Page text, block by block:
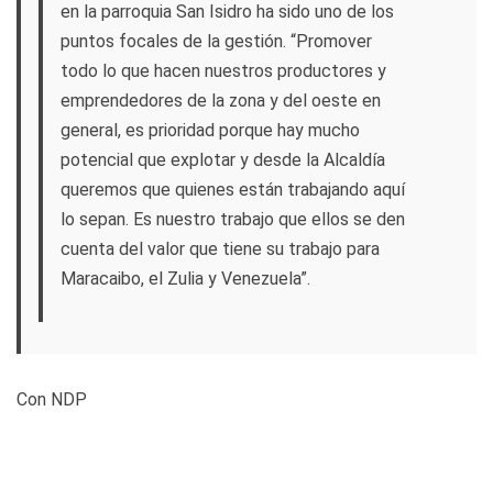
en la parroquia San Isidro ha sido uno de los
puntos focales de la gestión. “Promover
todo lo que hacen nuestros productores y
emprendedores de la zona y del oeste en
general, es prioridad porque hay mucho
potencial que explotar y desde la Alcaldía
queremos que quienes están trabajando aquí
lo sepan. Es nuestro trabajo que ellos se den
cuenta del valor que tiene su trabajo para
Maracaibo, el Zulia y Venezuela”.
Con NDP